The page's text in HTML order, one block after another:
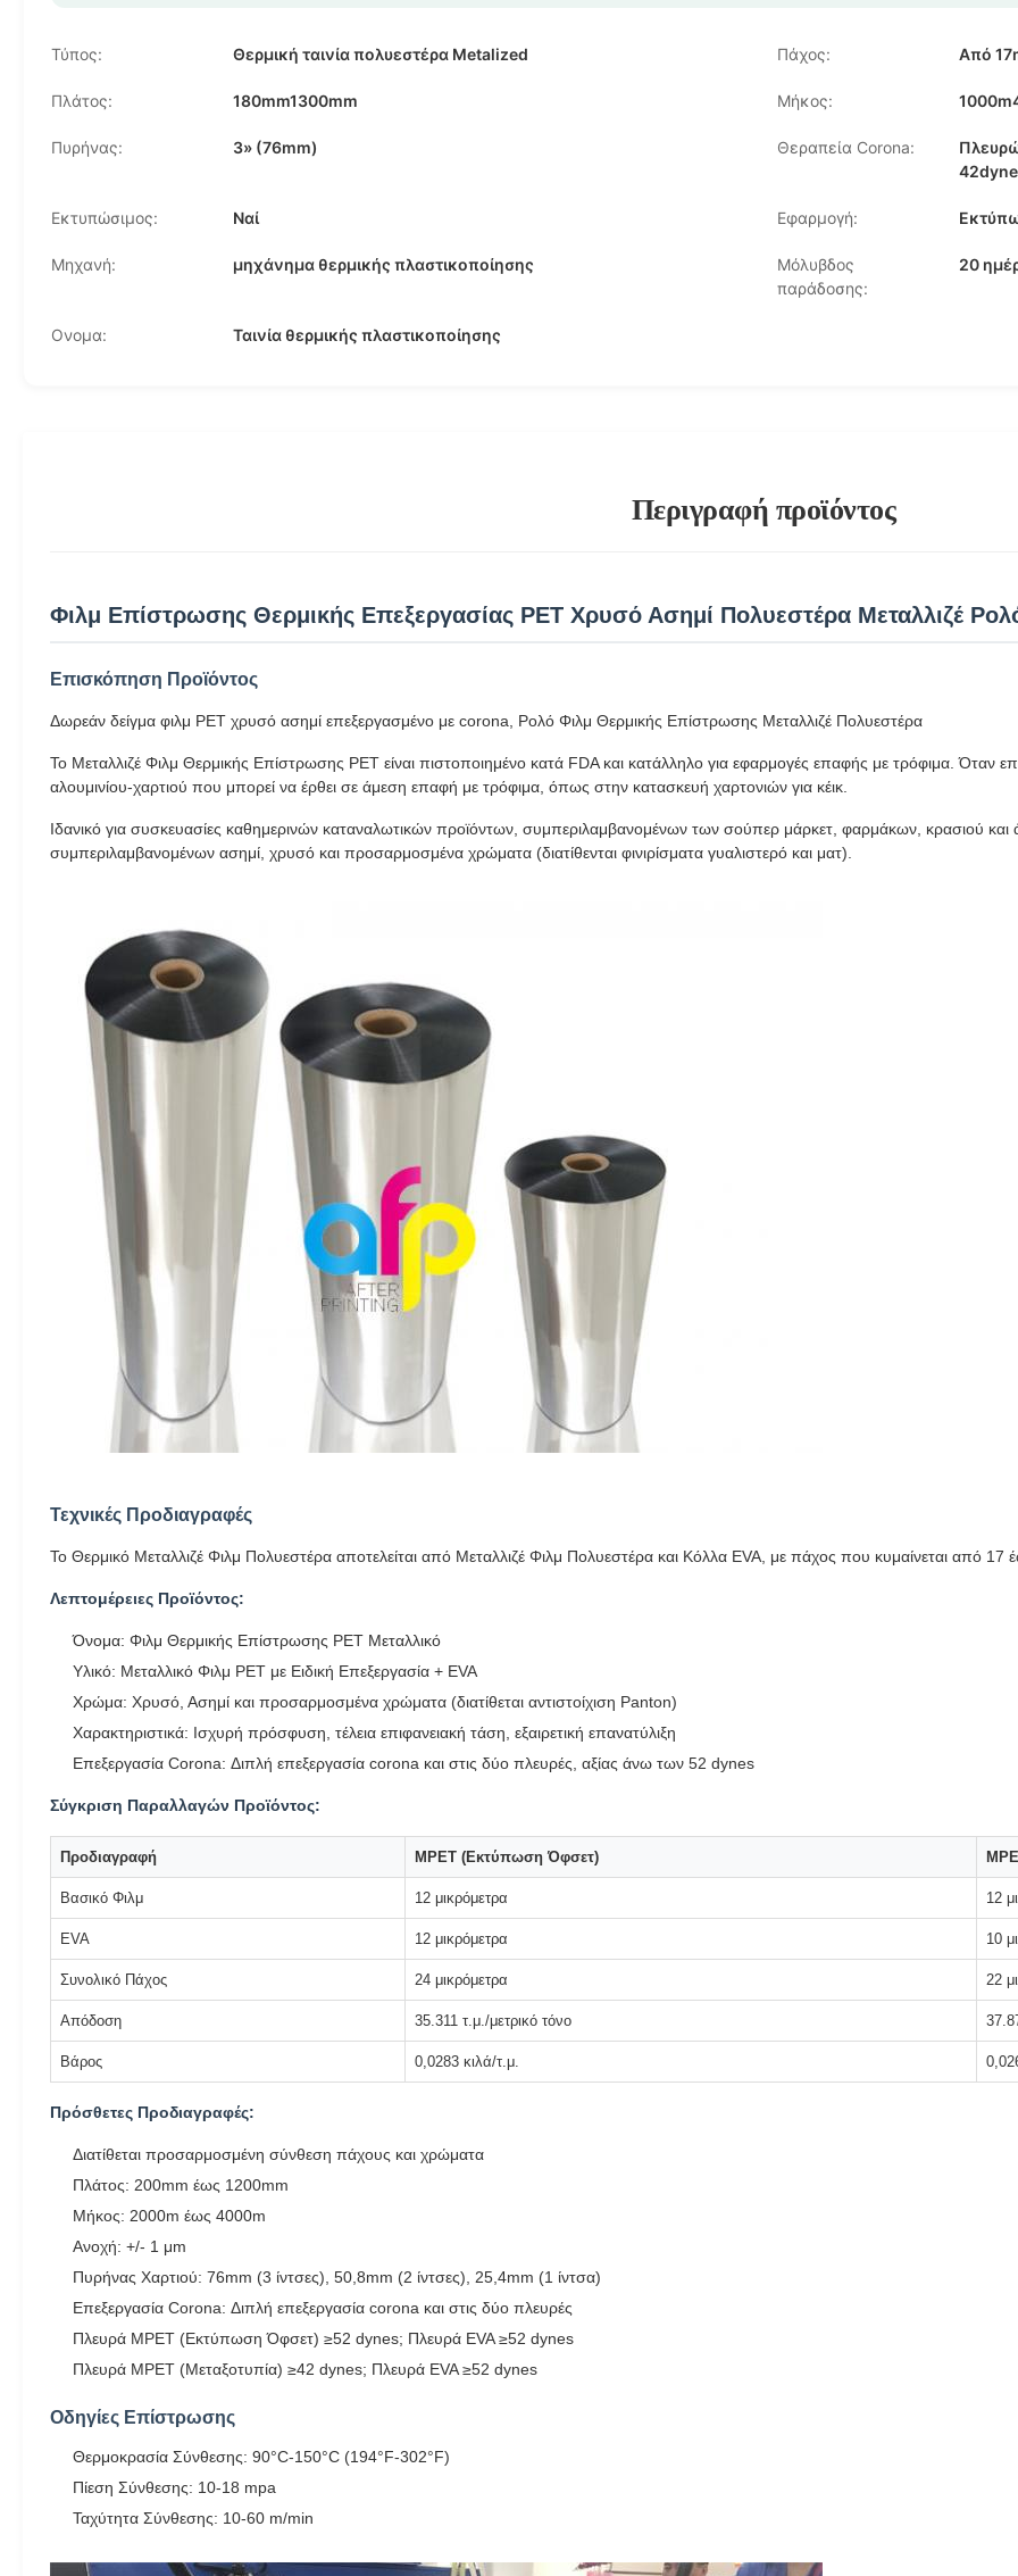
Τύπος: Θερμική ταινία πολυεστέρα Metalized Πάχος: Από
Πλάτος: 180mm1300mm Μήκος:
Πυρήνας: 3» (76mm) Θεραπεία Corona:
Εκτυπώσιμος: Ναί Εφαρμογή:
Μηχανή: μηχάνημα θερμικής πλαστικοποίησης
Μόλυβδος
παράδοσης:
20
Ονομα: Ταινία θερμικής πλαστικοποίησης
Περιγραφή προϊόντος
Φιλμ Επίστρωσης Θερμικής Επεξεργασίας PET Χρυσό Ασημί Πολυεστέρα Μεταλλιζέ
Επισκόπηση Προϊόντος
Δωρεάν δείγμα φιλμ PET χρυσό ασημί επεξεργασμένο με corona, Ρολό Φιλμ Θερμικής Επίστρωσης Μεταλλιζέ Πολυεστέρα
Το Μεταλλιζέ Φιλμ Θερμικής Επίστρωσης PET είναι πιστοποιημένο κατά FDA και κατάλληλο για εφαρμογές επαφής με τρόφιμα. Όταν
αλουμινίου-χαρτιού που μπορεί να έρθει σε άμεση επαφή με τρόφιμα, όπως στην κατασκευή χαρτονιών για κέικ.
Ιδανικό για συσκευασίες καθημερινών καταναλωτικών προϊόντων, συμπεριλαμβανομένων των σούπερ μάρκετ, φαρμάκων, κρασιού και
συμπεριλαμβανομένων ασημί, χρυσό και προσαρμοσμένα χρώματα (διατίθενται φινιρίσματα γυαλιστερό και ματ).
Τεχνικές Προδιαγραφές
Το Θερμικό Μεταλλιζέ Φιλμ Πολυεστέρα αποτελείται από Μεταλλιζέ Φιλμ Πολυεστέρα και Κόλλα EVA, με πάχος που κυμαίνεται από
Λεπτομέρειες Προϊόντος:
Όνομα: Φιλμ Θερμικής Επίστρωσης PET Μεταλλικό
Υλικό: Μεταλλικό Φιλμ PET με Ειδική Επεξεργασία + EVA
Χρώμα: Χρυσό, Ασημί και προσαρμοσμένα χρώματα (διατίθεται αντιστοίχιση Panton)
Χαρακτηριστικά: Ισχυρή πρόσφυση, τέλεια επιφανειακή τάση, εξαιρετική επανατύλιξη
Επεξεργασία Corona: Διπλή επεξεργασία corona και στις δύο πλευρές, αξίας άνω των 52 dynes
Σύγκριση Παραλλαγών Προϊόντος:
Προδιαγραφή MPET (Εκτύπωση Όφσετ)
Βασικό Φιλμ 12 μικρόμετρα 12
EVA 12 μικρόμετρα 10
Συνολικό Πάχος 24 μικρόμετρα 22
Απόδοση 35.311 τ.μ./μετρικό τόνο
Βάρος 0,0283 κιλά/τ.μ.
Πρόσθετες Προδιαγραφές:
Διατίθεται προσαρμοσμένη σύνθεση πάχους και χρώματα
Πλάτος: 200mm έως 1200mm
Μήκος: 2000m έως 4000m
Ανοχή: +/- 1 μm
Πυρήνας Χαρτιού: 76mm (3 ίντσες), 50,8mm (2 ίντσες), 25,4mm (1 ίντσα)
Επεξεργασία Corona: Διπλή επεξεργασία corona και στις δύο πλευρές
Πλευρά MPET (Εκτύπωση Όφσετ) ≥52 dynes; Πλευρά EVA ≥52 dynes
Πλευρά MPET (Μεταξοτυπία) ≥42 dynes; Πλευρά EVA ≥52 dynes
Οδηγίες Επίστρωσης
Θερμοκρασία Σύνθεσης: 90°C-150°C (194°F-302°F)
Πίεση Σύνθεσης: 10-18 mpa
Ταχύτητα Σύνθεσης: 10-60 m/min